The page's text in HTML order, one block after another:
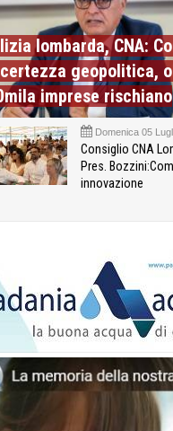
lombarda, CNA:
geopolitica,
imprese rischiano
Domenica 05
Consiglio CNA
Pres.
innovazione